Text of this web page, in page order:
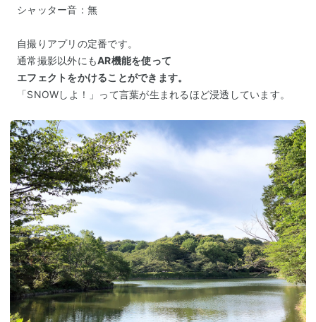
シャッター音：無
自撮りアプリの定番です。
通常撮影以外にもAR機能を使って
エフェクトをかけることができます。
「SNOWしよ！」って言葉が生まれるほど浸透しています。